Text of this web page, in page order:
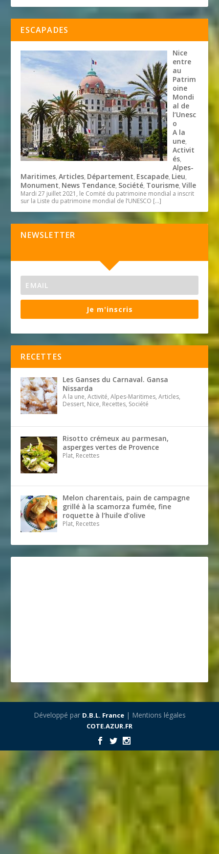
ESCAPADES
Nice
entre
au
Patrim
oine
Mondi
al de
l’Unesc
o
A la
une,
Activit
és,
Alpes-
Maritimes,Articles, Département, Escapade, Lieu,
Monument, News Tendance, Société, Tourisme,Ville
Mardi 27 juillet 2021, le Comité du patrimoine mondial a inscrit
sur la Liste du patrimoine mondial de l’UNESCO […]
NEWSLETTER
Je m'inscris
RECETTES
Les Ganses du Carnaval. Gansa
Nissarda
A la une, Activité, Alpes-Maritimes, Articles,
Dessert, Nice, Recettes, Société
Risotto crémeux au parmesan,
asperges vertes de Provence
Plat, Recettes
Melon charentais, pain de campagne
grillé à la scamorza fumée, fine
roquette à l’huile d’olive
Plat, Recettes
Développé par D.B.L. France| Mentions légales
COTE.AZUR.FR